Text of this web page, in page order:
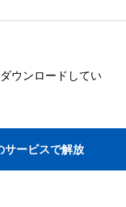
ウンロードしてい
サービスで解放